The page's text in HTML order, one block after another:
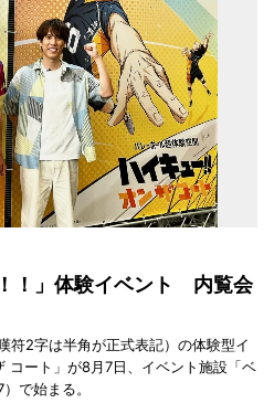
！」体験イベント 内覧会
符2字は半角が正式表記）の体験型イ
コート」が8月7日、イベント施設「ベ
で始まる。